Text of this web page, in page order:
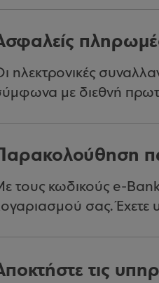
ηλεκτρονικές
με διεθνή
τους κωδικούς e-
σας. Έχετε
τις